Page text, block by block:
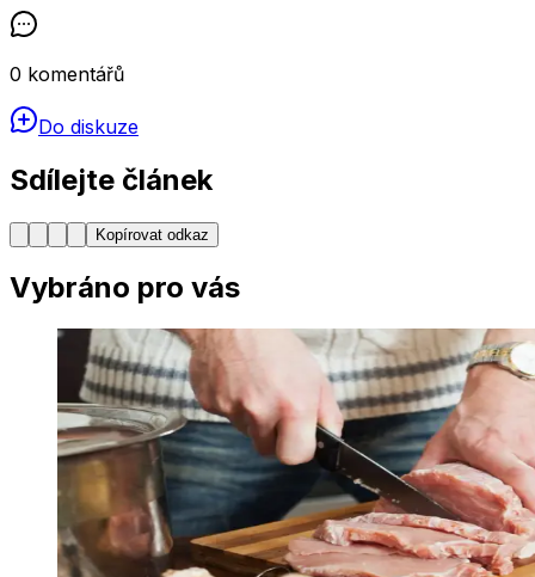
0 komentářů
Do diskuze
Sdílejte článek
Kopírovat odkaz
Vybráno pro vás